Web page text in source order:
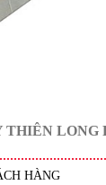
LONG
HÀNG